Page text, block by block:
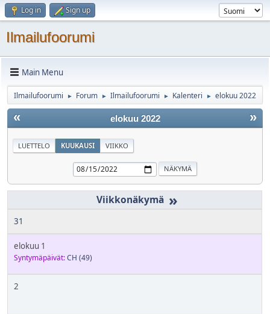
Log in Sign up
Ilmailufoorumi
Main Menu
Ilmailufoorumi ► Forum ► Ilmailufoorumi ► Kalenteri ► elokuu 2022
« »
elokuu 2022
LUETTELO KUUKAUSI VIIKKO
»
31
elokuu 1
Syntymäpäivät:CH (49)
2